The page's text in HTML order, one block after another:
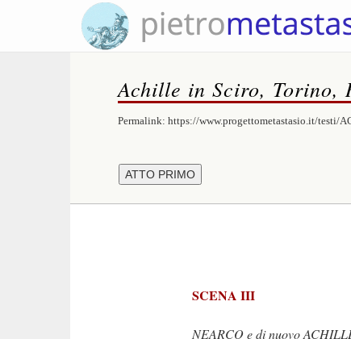
Achille in Sciro, Torino,
Permalink: https://www.progettometastasio.it/testi/
SCENA III
NEARCO e di nuovo